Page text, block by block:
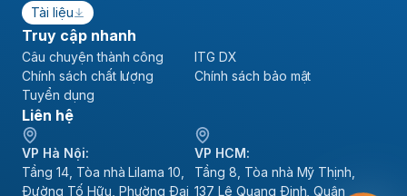
Tài liệu
Truy cập nhanh
Câu chuyện thành công
ITG DX
Chính sách chất lượng
Chính sách bảo mật
Tuyển dụng
Liên hệ
VP Hà Nội:
Tầng 14, Tòa nhà Lilama 10,
Đường Tố Hữu, Phường Đại
VP HCM:
Tầng 8, Tòa nhà Mỹ Thịnh,
137 Lê Quang Định, Quận